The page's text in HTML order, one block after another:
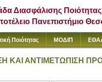
Διασφάλισης Ποιότητας
Πανεπιστήμιο
Ποιότητας ΜΟΔΙΠ
ΚΑΙ ΑΝΤΙΜΕΤΩΠΙΣΗ